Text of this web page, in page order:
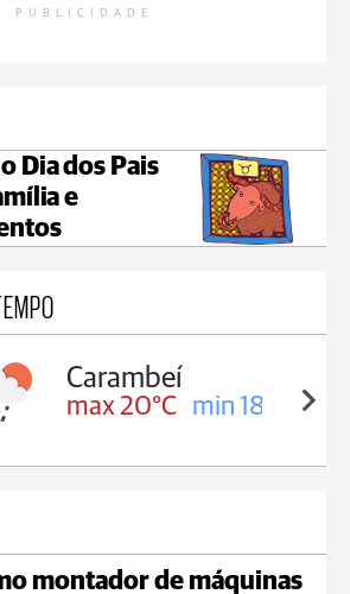
PUBLICIDADE
Dia dos Pais
e
Carambeí
max 20°C min 18°C
montador de máquinas